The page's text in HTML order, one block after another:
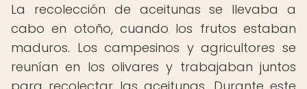
La recolección de aceitunas se llevaba a
cabo en otoño, cuando los frutos estaban
maduros. Los campesinos y agricultores se
reunían en los olivares y trabajaban juntos